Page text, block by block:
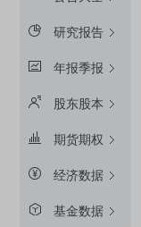
研究报告
年报季报
股东股本
期货期权
经济数据
基金数据